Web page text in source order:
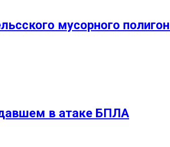
мусорного
в атаке БПЛА